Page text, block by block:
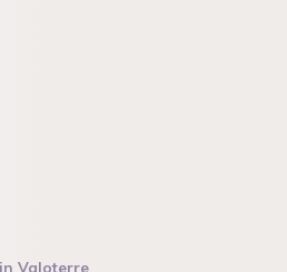
Valoterre